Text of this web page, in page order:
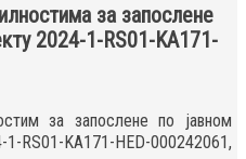
за запослене
2024-1-RS01-KA171-
за запослене по јавном
KA171-HED-000242061,